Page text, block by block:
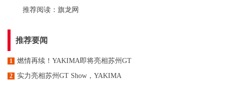
推荐阅读： 旗龙网
推荐要闻
1 燃情再续！YAKIMA即将亮相苏州GT
2 实力亮相苏州GT Show，YAKIMA